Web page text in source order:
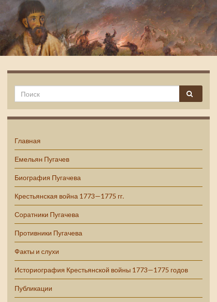
Емельян Пугачев
Главная
Емельян Пугачев
Биография Пугачева
Крестьянская война 1773—1775 гг.
Соратники Пугачева
Противники Пугачева
Факты и слухи
Историография Крестьянской войны 1773—1775 годов
Публикации